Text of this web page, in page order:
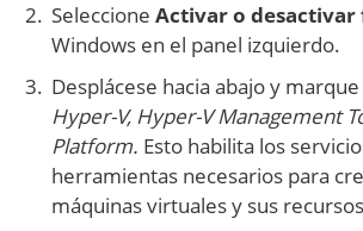
Seleccione Activar o desactivar
Windows en el panel izquierdo.
Desplácese hacia abajo y marque
Hyper-V, Hyper-V Management
Platform. Esto habilita los
herramientas necesarios para
máquinas virtuales y sus